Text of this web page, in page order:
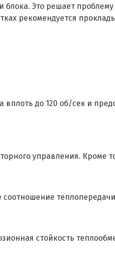
Это решает проблему
рекомендуется
до 120 об/сек и
управления. Кроме
стойкость